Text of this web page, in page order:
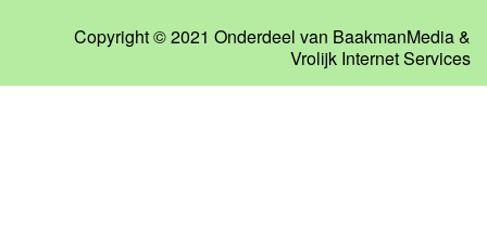
Copyright © 2021 Onderdeel van BaakmanMedia&
Vrolijk Internet Services